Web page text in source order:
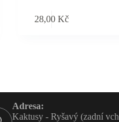
28,00 Kč
Adresa:
Kaktusy - Ryšavý (zadní